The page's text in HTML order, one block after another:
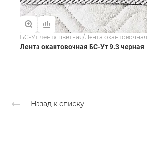
БС-Ут лента цветная/Лента окантовочная
Лента окантовочная БС-Ут 9.3 черная
Назад к списку